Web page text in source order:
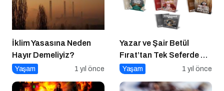
İklim Yasasına Neden
Hayır Demeliyiz?
Yaşam 1 yıl önce
Yazar ve Şair Betül
Fırat’tan Tek Seferde 7
Kitap Müjdesi
Yaşam 1 yıl önce